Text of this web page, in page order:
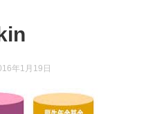
年1月19日